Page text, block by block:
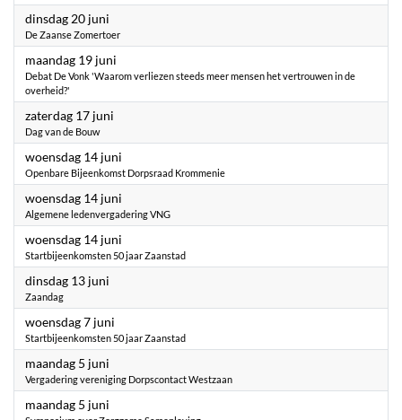
dinsdag 20 juni
De Zaanse Zomertoer
maandag 19 juni
Debat De Vonk 'Waarom verliezen steeds meer mensen het vertrouwen in de
overheid?'
zaterdag 17 juni
Dag van de Bouw
woensdag 14 juni
Openbare Bijeenkomst Dorpsraad Krommenie
woensdag 14 juni
Algemene ledenvergadering VNG
woensdag 14 juni
Startbijeenkomsten 50 jaar Zaanstad
dinsdag 13 juni
Zaandag
woensdag 7 juni
Startbijeenkomsten 50 jaar Zaanstad
maandag 5 juni
Vergadering vereniging Dorpscontact Westzaan
maandag 5 juni